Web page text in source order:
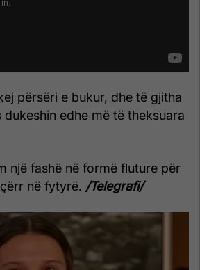
përsëri e bukur, dhe të gjitha
edhe më të theksuara
një fashë në formë fluture për
në fytyrë. /Telegrafi/